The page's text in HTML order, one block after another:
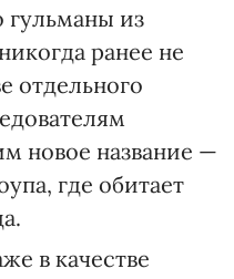
гульманы из
ранее не
отдельного
новое название —
где обитает
в качестве